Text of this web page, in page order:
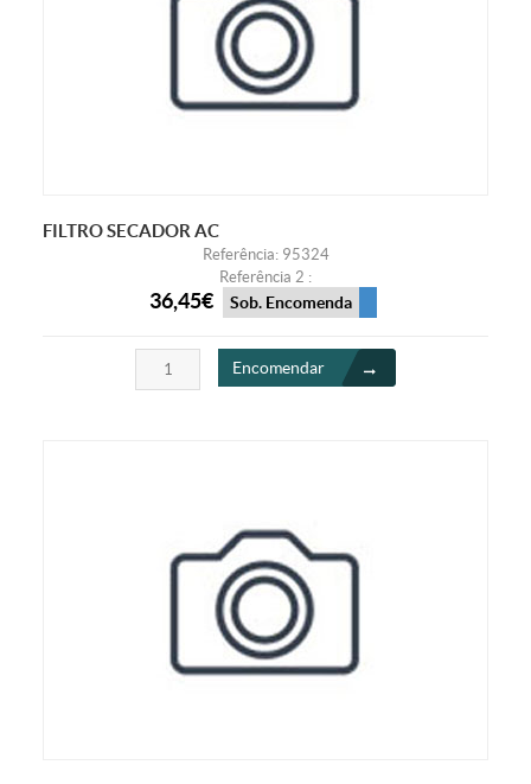
FILTRO SECADOR AC
Referência: 95324
Referência 2 :
36,45€ Sob. Encomenda
Encomendar